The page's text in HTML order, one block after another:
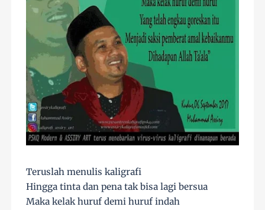
Teruslah menulis kaligrafi
Hingga tinta dan pena tak bisa lagi bersua
Maka kelak huruf demi huruf indah